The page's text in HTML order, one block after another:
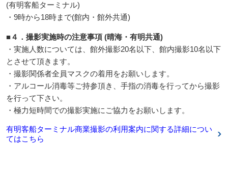
(有明客船ターミナル)
・9時から18時まで(館内・館外共通)
■４．撮影実施時の注意事項 (晴海・有明共通)
・実施人数については、館外撮影20名以下、館内撮影10名以下
とさせて頂きます。
・撮影関係者全員マスクの着用をお願いします。
・アルコール消毒等ご持参頂き、手指の消毒を行ってから撮影
を行って下さい。
・極力短時間での撮影実施にご協力をお願いします。
有明客船ターミナル商業撮影の利用案内に関する詳細につい
てはこちら